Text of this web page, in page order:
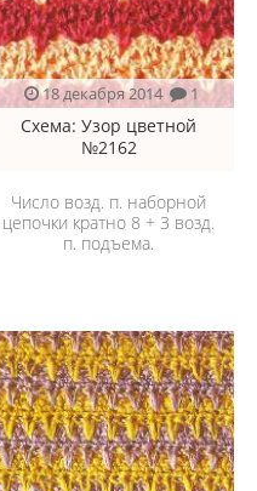
18 декабря 2014 1
Схема: Узор цветной
№2162
Число возд. п. наборной
цепочки кратно 8 + 3 возд.
п. подъема.